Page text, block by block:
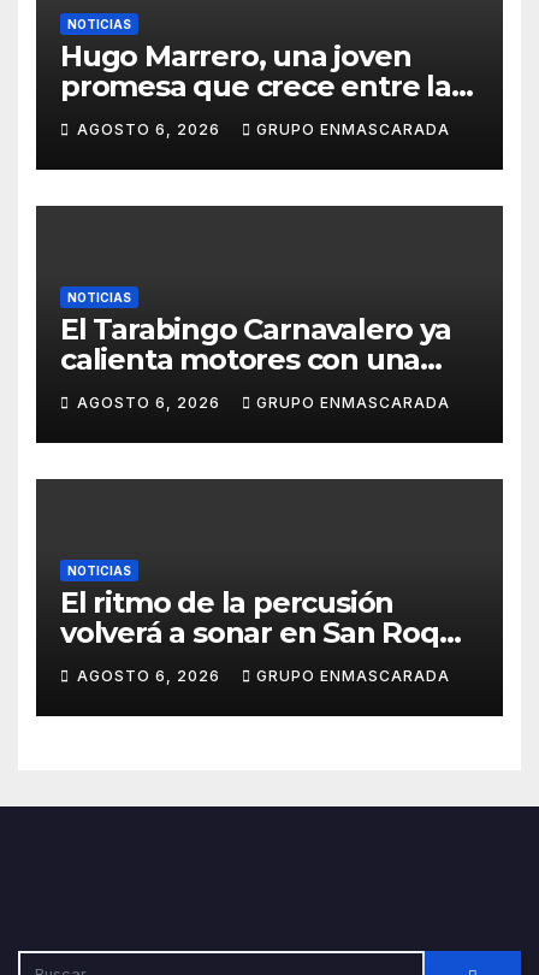
NOTICIAS
Hugo Marrero, una joven
promesa que crece entre la
música y la pasión por el
Carnaval
AGOSTO 6, 2026 GRUPO ENMASCARADA
NOTICIAS
El Tarabingo Carnavalero ya
calienta motores con una
nueva edición cargada de
sorpresas
AGOSTO 6, 2026 GRUPO ENMASCARADA
NOTICIAS
El ritmo de la percusión
volverá a sonar en San Roque
con un taller abierto a todos
los públicos
AGOSTO 6, 2026 GRUPO ENMASCARADA